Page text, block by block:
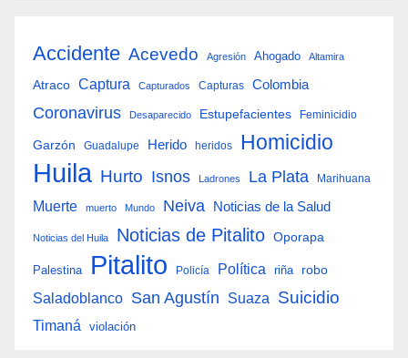
Accidente Acevedo Agresión Ahogado Altamira
Atraco Captura Capturados Capturas Colombia
Coronavirus Desaparecido Estupefacientes Feminicidio
Garzón Guadalupe Herido heridos Homicidio
Huila Hurto Isnos Ladrones La Plata Marihuana
Muerte muerto Mundo Neiva Noticias de la Salud
Noticias del Huila Noticias de Pitalito Oporapa
Palestina Pitalito Policía Política riña robo
Saladoblanco San Agustín Suaza Suicidio
Timaná violación